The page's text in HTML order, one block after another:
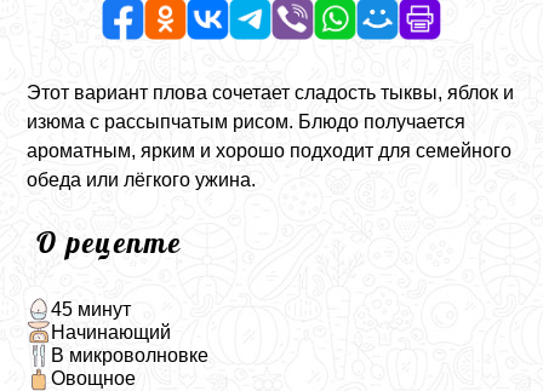
Этот вариант плова сочетает сладость тыквы, яблок и
изюма с рассыпчатым рисом. Блюдо получается
ароматным, ярким и хорошо подходит для семейного
обеда или лёгкого ужина.
О рецепте
45 минут
Начинающий
В микроволновке
Овощное